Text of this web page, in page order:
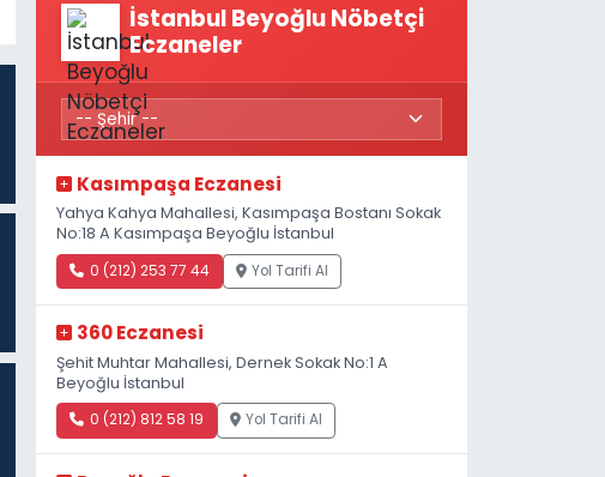
İstanbul Beyoğlu Nöbetçi
Eczaneler
Kasımpaşa Eczanesi
Yahya Kahya Mahallesi, Kasımpaşa Bostanı Sokak
No:18 A Kasımpaşa Beyoğlu İstanbul
0 (212) 253 77 44 Yol Tarifi Al
360 Eczanesi
Şehit Muhtar Mahallesi, Dernek Sokak No:1 A
Beyoğlu İstanbul
0 (212) 812 58 19 Yol Tarifi Al